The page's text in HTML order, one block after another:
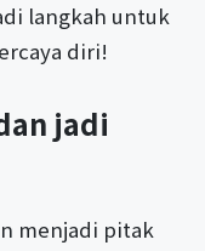
langkah untuk
diri!
jadi
menjadi pitak